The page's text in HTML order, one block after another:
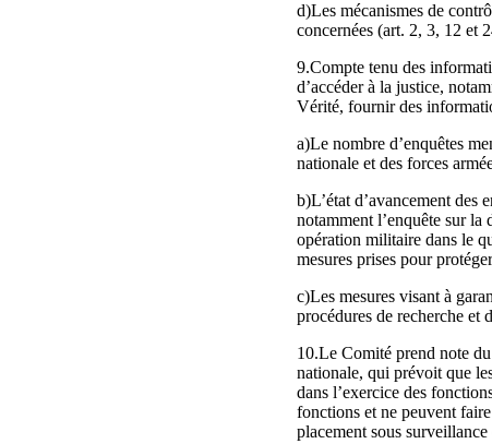
d)Les mécanismes de
concernées (art. 2, 3, 12 et
9.Compte tenu des
d’accéder à la justice,
Vérité, fournir des
a)Le nombre d’enquêtes
nationale et des forces
b)L’état d’avancement des
notamment l’enquête sur la
opération militaire dans le
mesures prises pour
c)Les mesures visant à
procédures de recherche et
10.Le Comité prend note
nationale, qui prévoit que
dans l’exercice des
fonctions et ne peuvent
placement sous